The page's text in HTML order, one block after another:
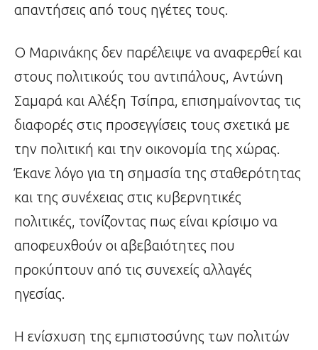
απαντήσεις από τους ηγέτες τους.
Ο Μαρινάκης δεν παρέλειψε να αναφερθεί και
στους πολιτικούς του αντιπάλους, Αντώνη
Σαμαρά και Αλέξη Τσίπρα, επισημαίνοντας τις
διαφορές στις προσεγγίσεις τους σχετικά με
την πολιτική και την οικονομία της χώρας.
Έκανε λόγο για τη σημασία της σταθερότητας
και της συνέχειας στις κυβερνητικές
πολιτικές, τονίζοντας πως είναι κρίσιμο να
αποφευχθούν οι αβεβαιότητες που
προκύπτουν από τις συνεχείς αλλαγές
ηγεσίας.
Η ενίσχυση της εμπιστοσύνης των πολιτών